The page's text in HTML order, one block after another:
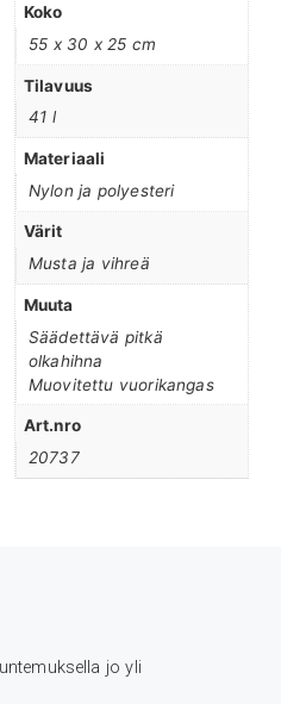
Koko
55 x 30 x 25 cm
Tilavuus
41 l
Materiaali
Nylon ja polyesteri
Värit
Musta ja vihreä
Muuta
Säädettävä pitkä
olkahihna
Muovitettu vuorikangas
Art.nro
20737
jo yli